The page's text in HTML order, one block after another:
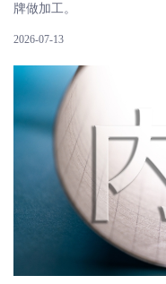
牌做加工。
2026-07-13